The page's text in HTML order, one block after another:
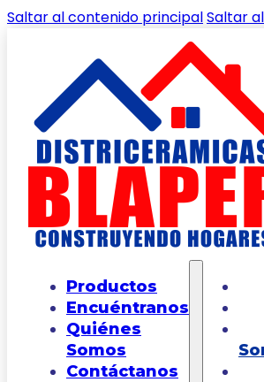
Saltar al contenido principalSaltar
Productos
Encuéntranos
Quiénes
Somos
Contáctanos
Inicio/Shop/GRIFERIAS Y
BAÑOS/GRIFRIA LAVAMANOS
Lavamanos Monocontrol
Black
🔍